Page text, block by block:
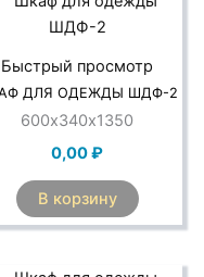
Быстрый просмотр
ДЛЯ ОДЕЖДЫ ШДФ-2
600х340х1350
0,00₽
В корзину